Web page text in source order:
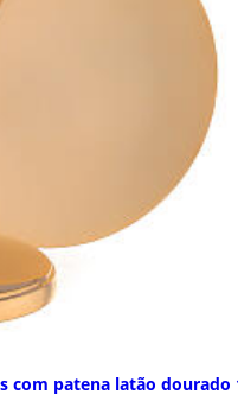
com patena latão dourado